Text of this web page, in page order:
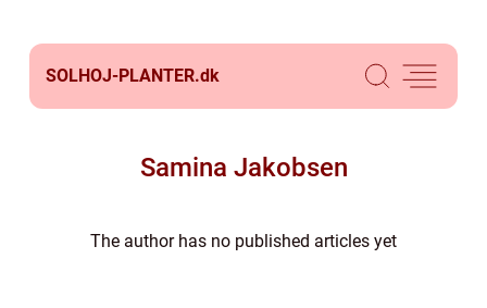
SOLHOJ-PLANTER.dk
Samina Jakobsen
The author has no published articles yet